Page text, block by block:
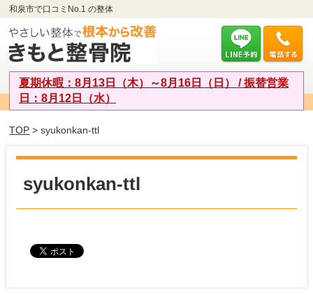
和泉市で口コミNo.1 の整体
夏期休暇：8月13日（木）～8月16日（日） / 振替営業
日：8月12日（水）
TOP > syukonkan-ttl
syukonkan-ttl